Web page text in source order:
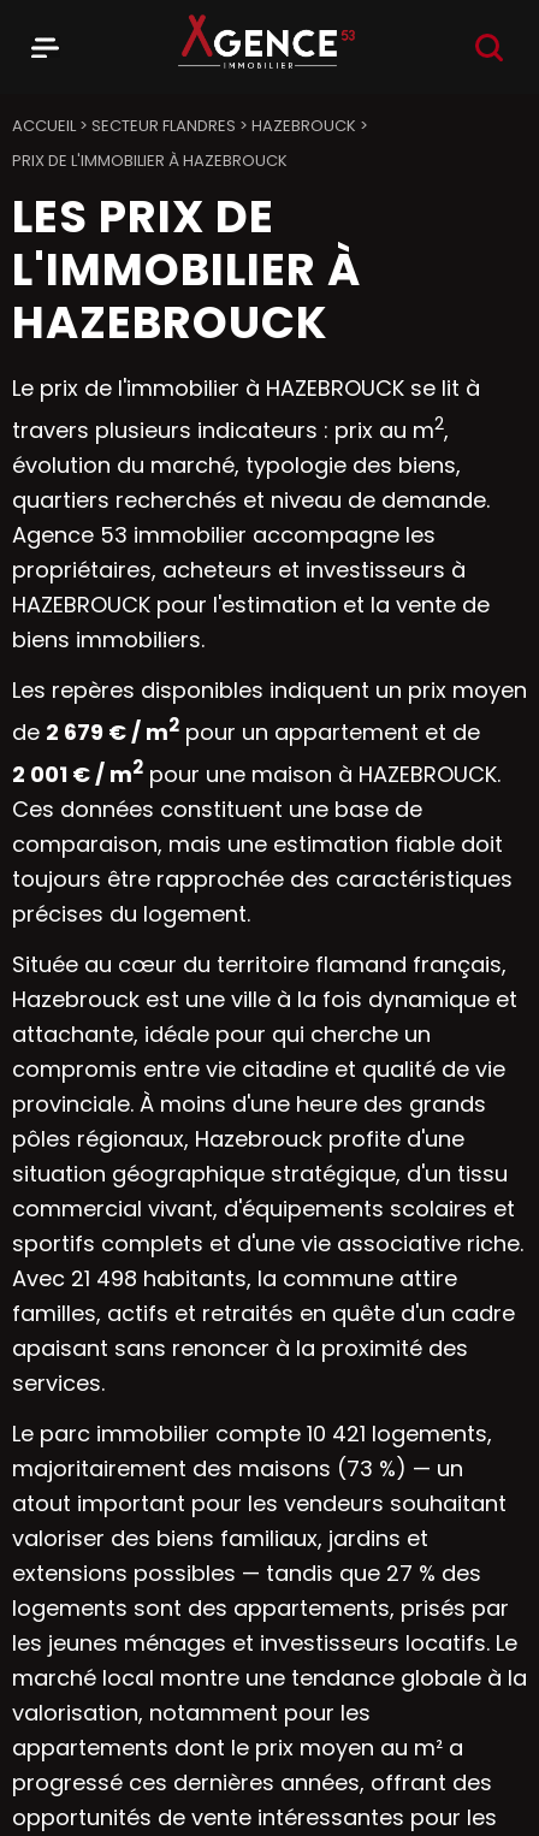
ACCUEIL> SECTEUR FLANDRES > HAZEBROUCK >
PRIX DE L'IMMOBILIER À HAZEBROUCK
LES PRIX DE
L'IMMOBILIER À
HAZEBROUCK
Le prix de l'immobilier à HAZEBROUCK se lit à
travers plusieurs indicateurs : prix au m2,
évolution du marché, typologie des biens,
quartiers recherchés et niveau de demande.
Agence 53 immobilier accompagne les
propriétaires, acheteurs et investisseurs à
HAZEBROUCK pour l'estimation et la vente de
biens immobiliers.
Les repères disponibles indiquent un prix moyen
de 2 679 € / m2 pour un appartement et de
2 001 € / m2 pour une maison à HAZEBROUCK.
Ces données constituent une base de
comparaison, mais une estimation fiable doit
toujours être rapprochée des caractéristiques
précises du logement.
Située au cœur du territoire flamand français,
Hazebrouck est une ville à la fois dynamique et
attachante, idéale pour qui cherche un
compromis entre vie citadine et qualité de vie
provinciale. À moins d'une heure des grands
pôles régionaux, Hazebrouck profite d'une
situation géographique stratégique, d'un tissu
commercial vivant, d'équipements scolaires et
sportifs complets et d'une vie associative riche.
Avec 21 498 habitants, la commune attire
familles, actifs et retraités en quête d'un cadre
apaisant sans renoncer à la proximité des
services.
Le parc immobilier compte 10 421 logements,
majoritairement des maisons (73 %) — un
atout important pour les vendeurs souhaitant
valoriser des biens familiaux, jardins et
extensions possibles — tandis que 27 % des
logements sont des appartements, prisés par
les jeunes ménages et investisseurs locatifs. Le
marché local montre une tendance globale à la
valorisation, notamment pour les
appartements dont le prix moyen au m² a
progressé ces dernières années, offrant des
opportunités de vente intéressantes pour les